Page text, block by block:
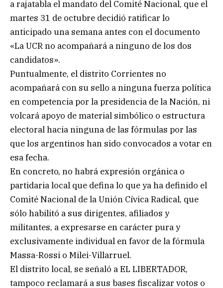
a rajatabla el mandato del Comité Nacional, que el
martes 31 de octubre decidió ratificar lo
anticipado una semana antes con el documento
«La UCR no acompañará a ninguno de los dos
candidatos».
Puntualmente, el distrito Corrientes no
acompañará con su sello a ninguna fuerza política
en competencia por la presidencia de la Nación, ni
volcará apoyo de material simbólico o estructura
electoral hacia ninguna de las fórmulas por las
que los argentinos han sido convocados a votar en
esa fecha.
En concreto, no habrá expresión orgánica o
partidaria local que defina lo que ya ha definido el
Comité Nacional de la Unión Cívica Radical, que
sólo habilitó a sus dirigentes, afiliados y
militantes, a expresarse en carácter pura y
exclusivamente individual en favor de la fórmula
Massa-Rossi o Milei-Villarruel.
El distrito local, se señaló a EL LIBERTADOR,
tampoco reclamará a sus bases fiscalizar votos o